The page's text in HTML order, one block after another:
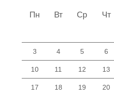
Пн Вт Ср Чт
3 4 5 6
10 11 12 13
17 18 19 20